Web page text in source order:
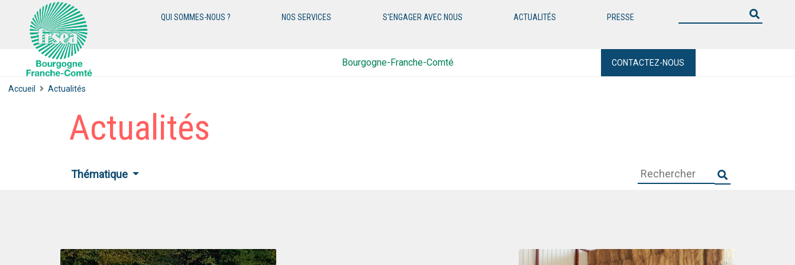
QUI SOMMES-NOUS ? NOS SERVICES S'ENGAGER AVEC NOUS ACTUALITÉS PRESSE
Bourgogne-Franche-Comté CONTACTEZ-NOUS
Accueil Actualités
Actualités
Thématique